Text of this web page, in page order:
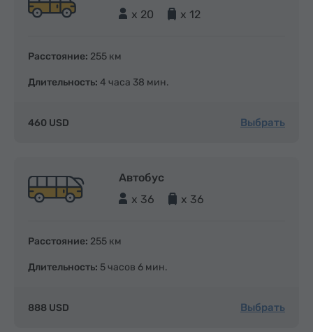
x 20
x 12
Расстояние: 255 км
Длительность: 4 часа 38 мин.
460 USD Выбрать
Автобус
x 36
x 36
Расстояние: 255 км
Длительность: 5 часов 6 мин.
888 USD Выбрать